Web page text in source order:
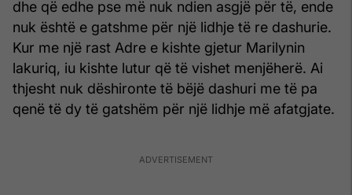
dhe që edhe pse më nuk ndien asgjë për të, ende
nuk është e gatshme për një lidhje të re dashurie.
Kur me një rast Adre e kishte gjetur Marilynin
lakuriq, iu kishte lutur që të vishet menjëherë. Ai
thjesht nuk dëshironte të bëjë dashuri me të pa
qenë të dy të gatshëm për një lidhje më afatgjate.